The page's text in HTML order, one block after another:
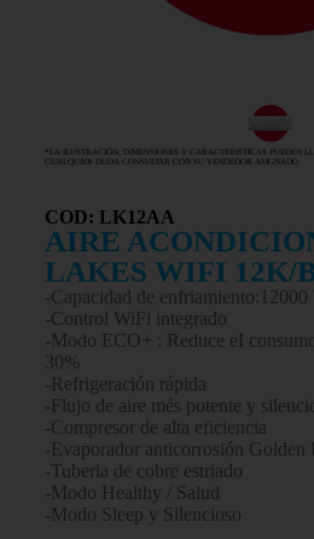
*LA ILUSTRACIÓN, DIMENSIONES Y CARACTERISTICAS PUEDEN
CUALQUIER DUDA CONSULTAR CON SU VENDEDOR ASIGNADO
COD: LK12AA
AIRE
LAKES WIFI 12K/
-Capacidad de enfriamiento:12000
-Control WiFi integrado
-Modo ECO+ : Reduce eI
30%
-Refrigeración rápida
-Flujo de aire més potente y
-Compresor de alta eficiencia
-Evaporador anticorrosión Golden
-Tuberia de cobre estriado
-Modo Healthy / Salud
-Modo Sleep y Silencioso